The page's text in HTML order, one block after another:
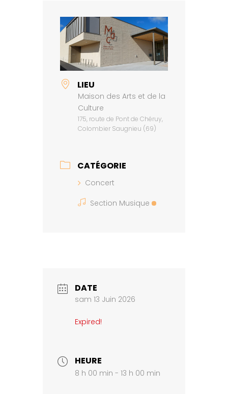
LIEU
Maison des Arts et de la
Culture
175, route de Pont de Chéruy,
Colombier Saugnieu (69)
CATÉGORIE
Concert
Section Musique
DATE
sam 13 Juin 2026
Expired!
HEURE
8 h 00 min - 13 h 00 min